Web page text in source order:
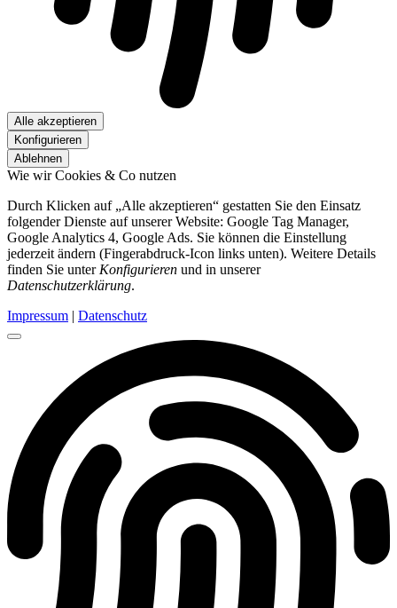
Alle akzeptieren
Konfigurieren
Ablehnen
Wie wir Cookies & Co nutzen
Durch Klicken auf „Alle akzeptieren“ gestatten Sie den Einsatz
folgender Dienste auf unserer Website: Google Tag Manager,
Google Analytics 4, Google Ads. Sie können die Einstellung
jederzeit ändern (Fingerabdruck-Icon links unten). Weitere Details
finden Sie unter Konfigurieren und in unserer
Datenschutzerklärung.
Impressum | Datenschutz